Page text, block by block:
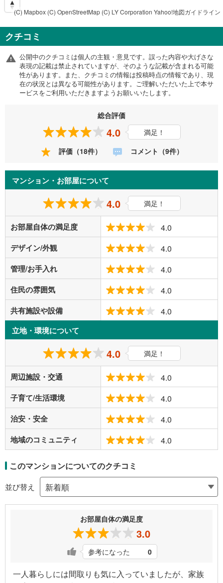
(C) Mapbox (C) OpenStreetMap (C) LY Corporation Yahoo!地図ガイドライン
クチコミ
公開中のクチコミは個人の主観・意見です。誤った内容や大げさな
表現の記載は禁止されていますが、そのような記載が含まれる可能
性があります。また、クチコミの情報は投稿時点の情報であり、現
在の状況とは異なる可能性があります。ご理解いただいた上で本サ
ービスをご利用いただきますようお願いいたします。
総合評価
4.0
満足！
評価（18件）
コメント（9件）
マンション・お部屋について
4.0 満足！
お部屋自体の満足度 4.0
デザイン/外観 4.0
管理/お手入れ 4.0
住民の雰囲気 4.0
共有施設や設備 4.0
立地・環境について
4.0 満足！
周辺施設・交通 4.0
子育て/生活環境 4.0
治安・安全 4.0
地域のコミュニティ 4.0
このマンションについてのクチコミ
並び替え
お部屋自体の満足度
3.0
参考になった 0
一人暮らしには間取りも気に入っていましたが、家族